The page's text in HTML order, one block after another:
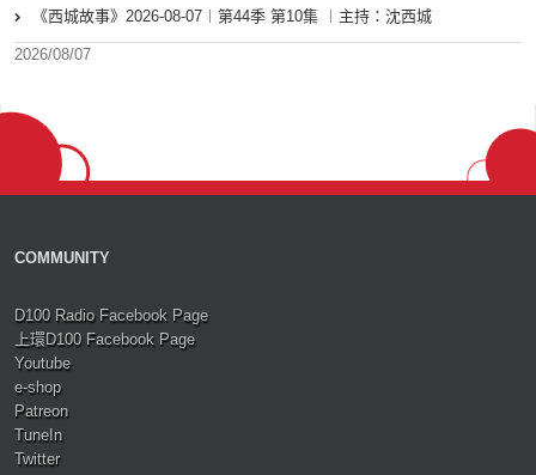
《西城故事》2026-08-07︱第44季 第10集 ︱主持：沈西城
2026/08/07
COMMUNITY
D100 Radio Facebook Page
上環D100 Facebook Page
Youtube
e-shop
Patreon
TuneIn
Twitter